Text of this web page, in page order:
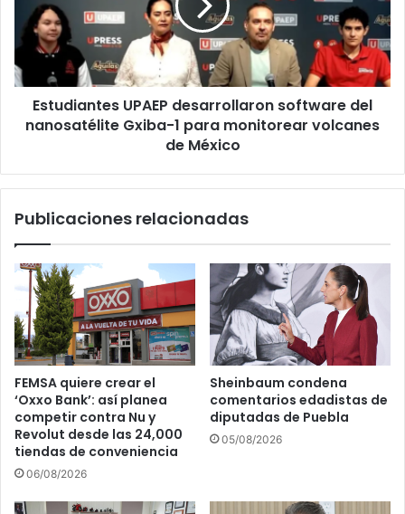
nanosatélite
Gxiba-
1
para
monitorear
volcanes
Estudiantes UPAEP desarrollaron software del
nanosatélite Gxiba-1 para monitorear volcanes
de México
Publicaciones relacionadas
FEMSA quiere crear el
‘Oxxo Bank’: así planea
competir contra Nu y
Revolut desde las 24,000
tiendas de conveniencia
06/08/2026
Sheinbaum condena
comentarios edadistas de
diputadas de Puebla
05/08/2026